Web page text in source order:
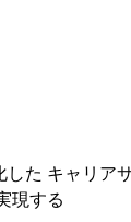
た キャリア
現する